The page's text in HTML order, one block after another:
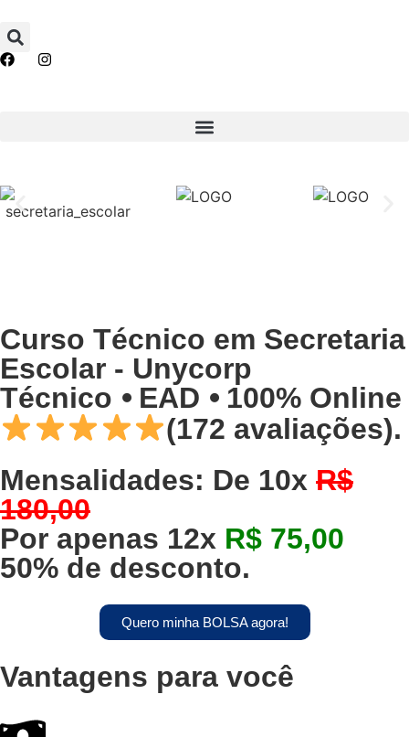
Curso Técnico em Secretaria
Escolar - Unycorp
Técnico ⦁ EAD ⦁ 100% Online
(172 avaliações).
Mensalidades: De 10x R$
180,00
Por apenas 12x R$ 75,00
50% de desconto.
Quero minha BOLSA agora!
Vantagens para você